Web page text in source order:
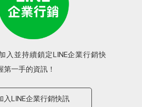
入並持續鎖定LINE企業行銷快
第一手的資訊！
入LINE企業行銷快訊